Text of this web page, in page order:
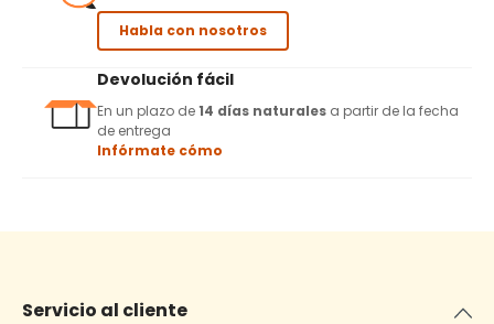
Habla con nosotros
Devolución fácil
En un plazo de14 días naturales a partir de la fecha
de entrega
Infórmate cómo
Servicio al cliente